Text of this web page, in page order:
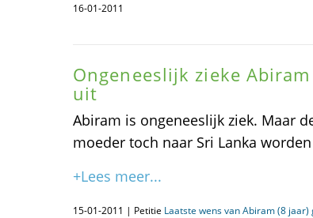
16-01-2011
Ongeneeslijk zieke
uit
Abiram is ongeneeslijk ziek. Maar
moeder toch naar Sri Lanka
+Lees meer...
15-01-2011 | Petitie Laatste wens van Abiram (8